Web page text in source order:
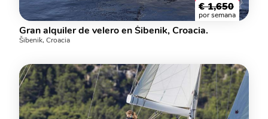
€ 1,650
por semana
Gran alquiler de velero en Šibenik, Croacia.
Šibenik, Croacia